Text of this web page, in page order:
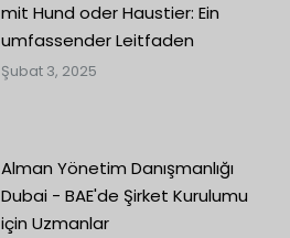
mit Hund oder Haustier: Ein
umfassender Leitfaden
Şubat 3, 2025
Alman Yönetim Danışmanlığı
Dubai - BAE'de Şirket Kurulumu
için Uzmanlar